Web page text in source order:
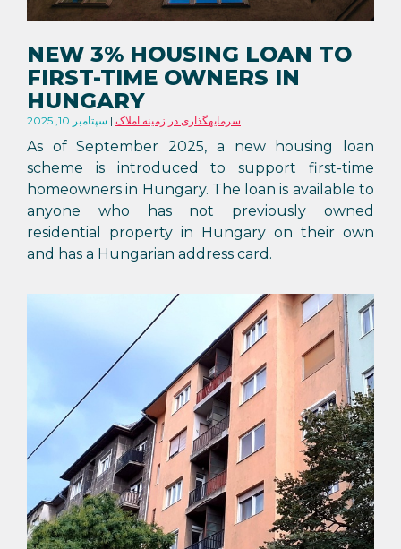
NEW 3% HOUSING LOAN TO
FIRST-TIME OWNERS IN
HUNGARY
سپتامبر 10, 2025 سرمایهگذاری در زمینه املاک
As of September 2025, a new housing loan
scheme is introduced to support first-time
homeowners in Hungary. The loan is available to
anyone who has not previously owned
residential property in Hungary on their own
and has a Hungarian address card.